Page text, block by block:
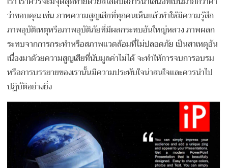
ว่าขอบคุณ เช่น ภาพความสูญเสียที่ทุกคนเห็นแล้วทำให้มีความรู้สึก
ภาพอุบัติเหตุหรือภาพอุบัติภัยที่มีผลกระทบอันใหญ่หลวง ภาพผลก
ระทบจากการกระทำหรือสภาพแวดล้อมที่ไม่ปลอดภัย เป็นสาเหตุอัน
เนื่องมาด้วยความสูญเสียที่นับมูลค่าไม่ได้ จะทำให้การจบการอบรม
หรือการบรรยายของเรานั้นมีความประทับใจน่าสนใจและควรนำไป
ปฏิบัติอย่างยิ่ง